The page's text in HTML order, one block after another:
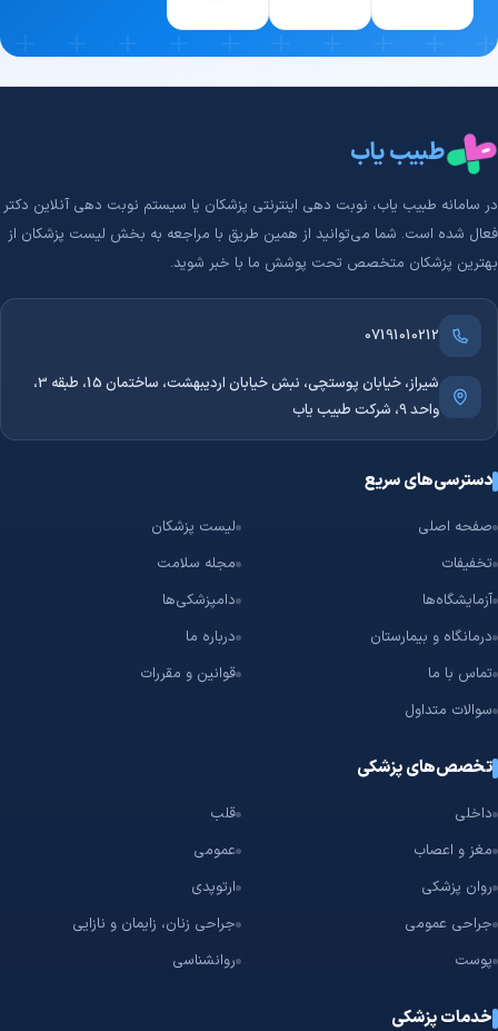
طبیب یاب
در سامانه طبیب‌ یاب، نوبت دهی اینترنتی پزشکان یا سیستم نوبت دهی آنلاین دکتر
فعال شده است. شما می‌توانید از همین طریق با مراجعه به بخش لیست پزشکان از
بهترین پزشکان متخصص تحت پوشش ما با خبر شوید.
07191010212
شیراز، خیابان پوستچی، نبش خیابان اردیبهشت، ساختمان 15، طبقه 3،
واحد 9، شرکت طبیب یاب
دسترسی‌های سریع
صفحه اصلی
لیست پزشکان
تخفیفات
مجله سلامت
آزمایشگاه‌ها
دامپزشکی‌ها
درمانگاه و بیمارستان
درباره ما
تماس با ما
قوانین و مقررات
سوالات متداول
تخصص‌های پزشکی
داخلی
قلب
مغز و اعصاب
عمومی
روان پزشکی
ارتوپدی
جراحی عمومی
جراحی زنان، زایمان و نازایی
پوست
روانشناسی
خدمات پزشکی